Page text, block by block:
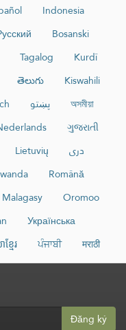
Indonesia
Bosanski
Tagalog
Kurdî
తెలుగు
Kiswahili
پښتو
অসমীয়া
ગુજરાતી
Lietuvių
دری
Română
Malagasy
Oromoo
Українська
មែរ ਪੰਜਾਬੀ मराठी
Đăng ký